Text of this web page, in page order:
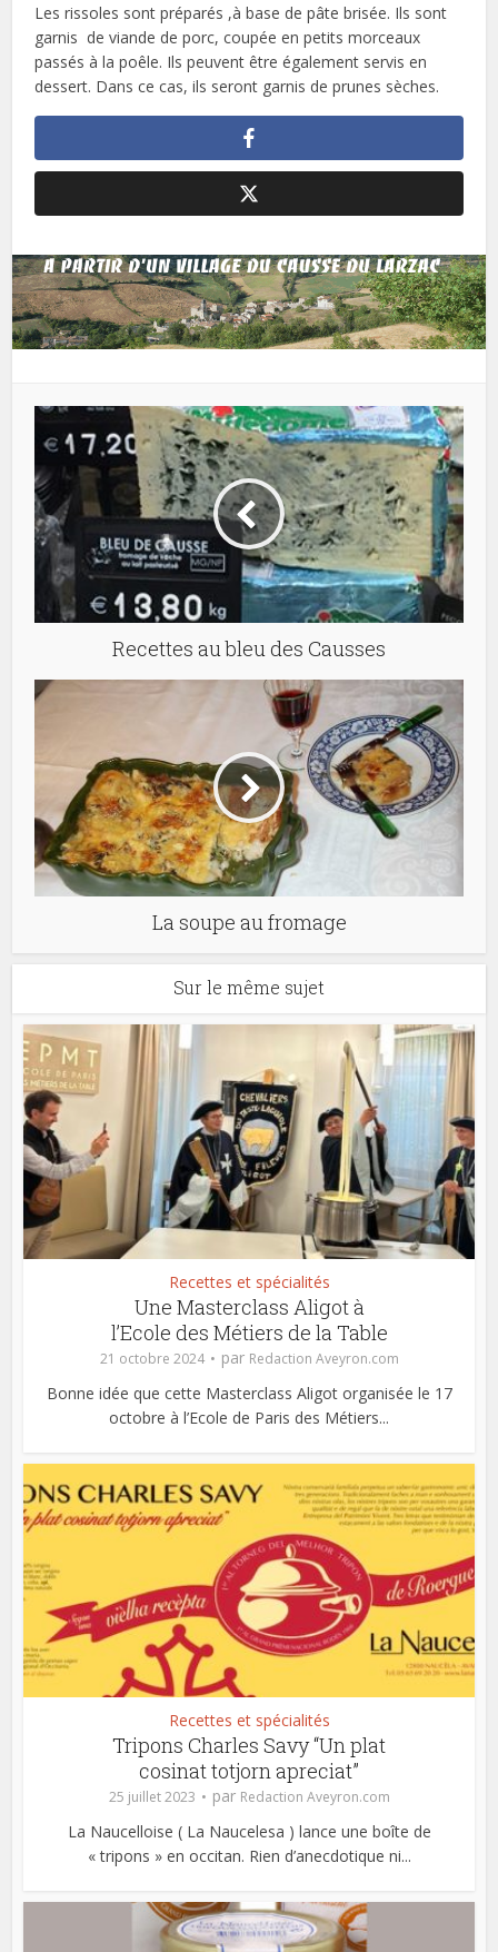
Les rissoles sont préparés ,à base de pâte brisée. Ils sont
garnis de viande de porc, coupée en petits morceaux
passés à la poêle. Ils peuvent être également servis en
dessert. Dans ce cas, ils seront garnis de prunes sèches.
Recettes au bleu des Causses
La soupe au fromage
Sur le même sujet
Recettes et spécialités
Une Masterclass Aligot à
l’Ecole des Métiers de la Table
21 octobre 2024 par Redaction Aveyron.com
Bonne idée que cette Masterclass Aligot organisée le 17
octobre à l’Ecole de Paris des Métiers...
Recettes et spécialités
Tripons Charles Savy “Un plat
cosinat totjorn apreciat”
25 juillet 2023 par Redaction Aveyron.com
La Naucelloise ( La Naucelesa ) lance une boîte de
« tripons » en occitan. Rien d’anecdotique ni...